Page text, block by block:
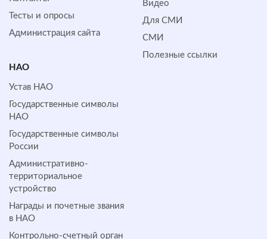
Тесты и опросы
Администрация сайта
Видео
Для СМИ
СМИ
Полезные ссылки
НАО
Устав НАО
Государственные символы
НАО
Государственные символы
России
Административно-
территориальное
устройство
Награды и почетные звания
в НАО
Контрольно-счетный орган